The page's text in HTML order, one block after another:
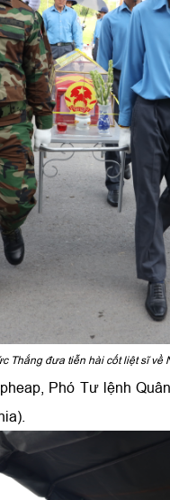
Thắng đưa tiễn hài cốt liệt sĩ về
Phó Tư lệnh